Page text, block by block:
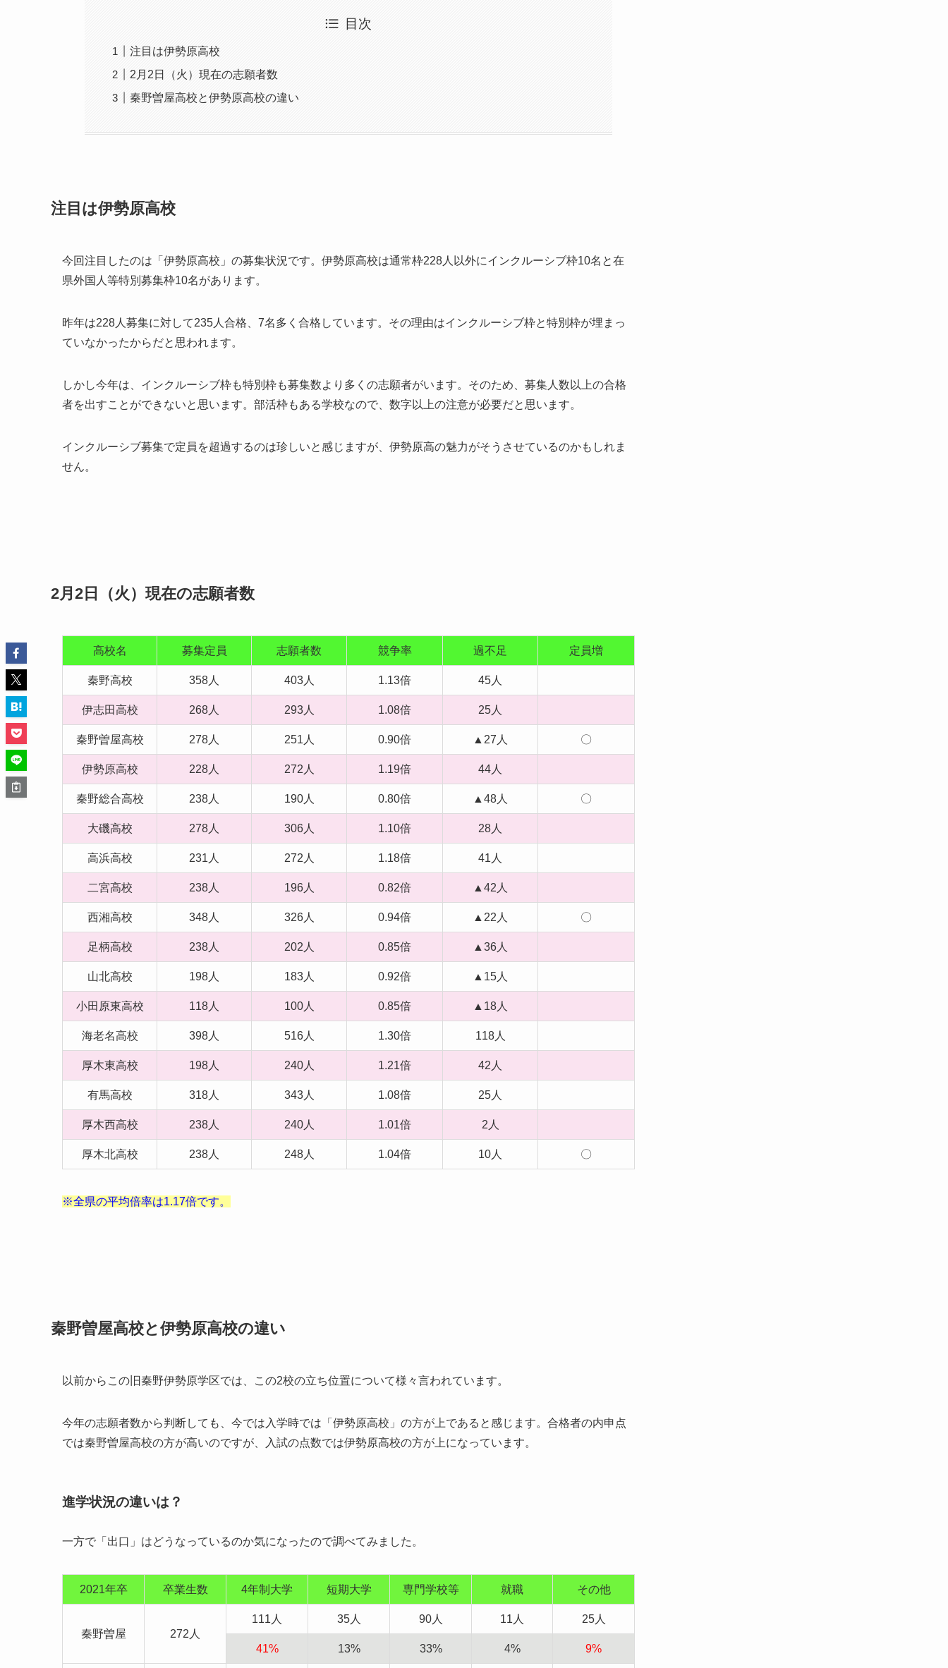
目次
注目は伊勢原高校
2月2日（火）現在の志願者数
秦野曽屋高校と伊勢原高校の違い
注目は伊勢原高校
今回注目したのは「伊勢原高校」の募集状況です。伊勢原高校は通常枠228人以外にインクルーシブ枠10名と在
県外国人等特別募集枠10名があります。
昨年は228人募集に対して235人合格、7名多く合格しています。その理由はインクルーシブ枠と特別枠が埋まっ
ていなかったからだと思われます。
しかし今年は、インクルーシブ枠も特別枠も募集数より多くの志願者がいます。そのため、募集人数以上の合格
者を出すことができないと思います。部活枠もある学校なので、数字以上の注意が必要だと思います。
インクルーシブ募集で定員を超過するのは珍しいと感じますが、伊勢原高の魅力がそうさせているのかもしれま
せん。
2月2日（火）現在の志願者数
高校名 募集定員 志願者数 競争率 過不足 定員増
秦野高校 358人 403人 1.13倍 45人
伊志田高校 268人 293人 1.08倍 25人
秦野曽屋高校 278人 251人 0.90倍 ▲27人 〇
伊勢原高校 228人 272人 1.19倍 44人
秦野総合高校 238人 190人 0.80倍 ▲48人 〇
大磯高校 278人 306人 1.10倍 28人
高浜高校 231人 272人 1.18倍 41人
二宮高校 238人 196人 0.82倍 ▲42人
西湘高校 348人 326人 0.94倍 ▲22人 〇
足柄高校 238人 202人 0.85倍 ▲36人
山北高校 198人 183人 0.92倍 ▲15人
小田原東高校 118人 100人 0.85倍 ▲18人
海老名高校 398人 516人 1.30倍 118人
厚木東高校 198人 240人 1.21倍 42人
有馬高校 318人 343人 1.08倍 25人
厚木西高校 238人 240人 1.01倍 2人
厚木北高校 238人 248人 1.04倍 10人 〇
※全県の平均倍率は1.17倍です。
秦野曽屋高校と伊勢原高校の違い
以前からこの旧秦野伊勢原学区では、この2校の立ち位置について様々言われています。
今年の志願者数から判断しても、今では入学時では「伊勢原高校」の方が上であると感じます。合格者の内申点
では秦野曽屋高校の方が高いのですが、入試の点数では伊勢原高校の方が上になっています。
進学状況の違いは？
一方で「出口」はどうなっているのか気になったので調べてみました。
2021年卒 卒業生数 4年制大学 短期大学 専門学校等 就職 その他
秦野曽屋 272人
111人 35人 90人 11人 25人
41% 13% 33% 4% 9%